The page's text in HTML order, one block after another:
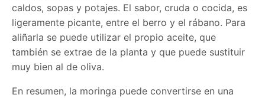
caldos, sopas y potajes. El sabor, cruda o cocida, es
ligeramente picante, entre el berro y el rábano. Para
aliñarla se puede utilizar el propio aceite, que
también se extrae de la planta y que puede sustituir
muy bien al de oliva.
En resumen, la moringa puede convertirse en una